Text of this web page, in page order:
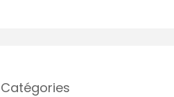
Catégories